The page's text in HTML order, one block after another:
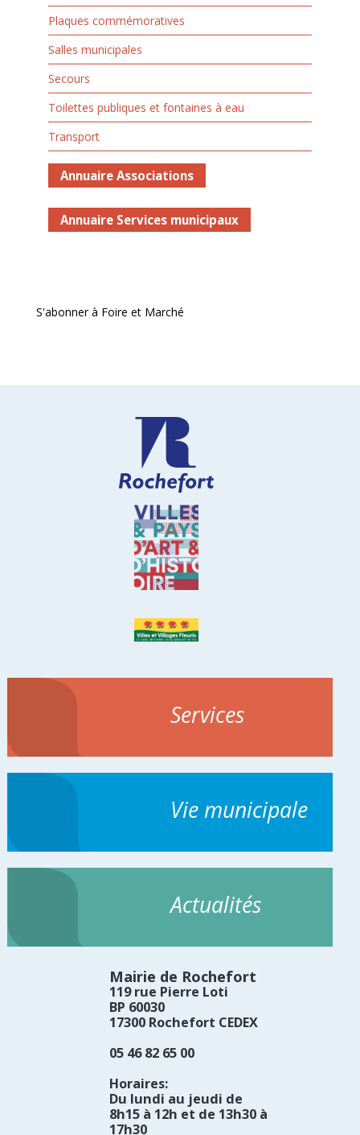
Plaques commémoratives
Salles municipales
Secours
Toilettes publiques et fontaines à eau
Transport
Annuaire Associations
Annuaire Services municipaux
S'abonner à Foire et Marché
Services
Vie municipale
Actualités
Mairie de Rochefort
119 rue Pierre Loti
BP 60030
17300 Rochefort CEDEX
05 46 82 65 00
Horaires:
Du lundi au jeudi de
8h15 à 12h et de 13h30 à
17h30